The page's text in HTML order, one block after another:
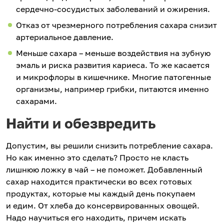
сердечно-сосудистых заболеваний и ожирения.
Отказ от чрезмерного потребления сахара снизит
артериальное давление.
Меньше сахара – меньше воздействия на зубную
эмаль и риска развития кариеса. То же касается
и микрофлоры в кишечнике. Многие патогенные
организмы, например грибки, питаются именно
сахарами.
Найти и обезвредить
Допустим, вы решили снизить потребление сахара.
Но как именно это сделать? Просто не класть
лишнюю ложку в чай – не поможет. Добавленный
сахар находится практически во всех готовых
продуктах, которые мы каждый день покупаем
и едим. От хлеба до консервированных овощей.
Надо научиться его находить, причем искать